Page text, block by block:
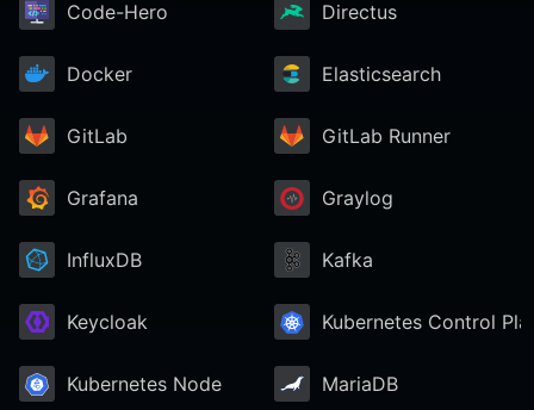
Code-Hero Directus
Docker Elasticsearch
GitLab GitLab Runner
Grafana Graylog
InfluxDB Kafka
Keycloak Kubernetes Control
Kubernetes Node MariaDB